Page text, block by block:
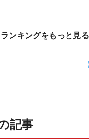
ランキングをもっと見る
記事